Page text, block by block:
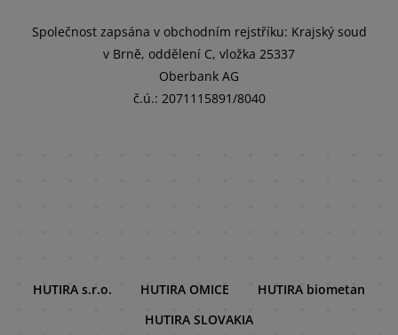
Společnost zapsána v obchodním rejstříku: Krajský soud
v Brně, oddělení C, vložka 25337
Oberbank AG
č.ú.: 2071115891/8040
HUTIRA s.r.o. HUTIRA OMICE
HUTIRA biometan
HUTIRA SLOVAKIA